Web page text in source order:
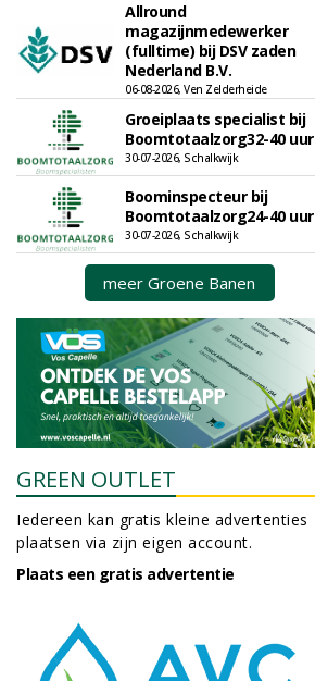
Allround
magazijnmedewerker
(fulltime) bij DSV zaden
Nederland B.V.
06-08-2026, Ven Zelderheide
Groeiplaats specialist bij
Boomtotaalzorg32-40 uur
30-07-2026, Schalkwijk
Boominspecteur bij
Boomtotaalzorg24-40 uur
30-07-2026, Schalkwijk
meer Groene Banen
GREEN OUTLET
Iedereen kan gratis kleine advertenties
plaatsen via zijn eigen account.
Plaats een gratis advertentie